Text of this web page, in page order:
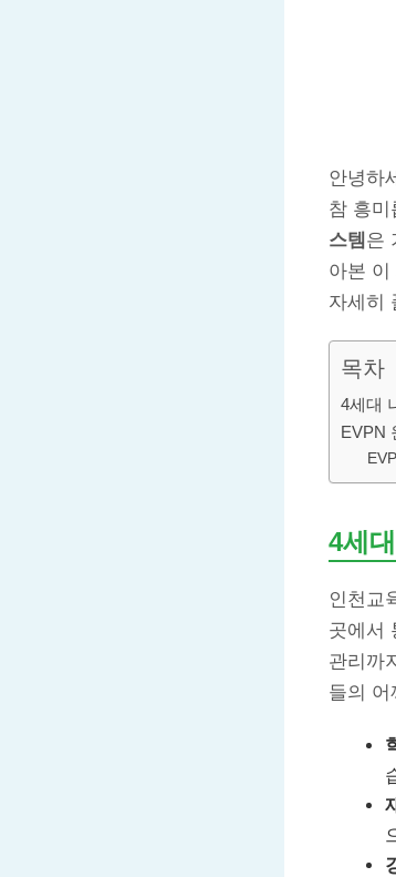
안녕하
참 흥
스템 은
아본 이
자세히
목차
4세대
EVPN
4세
인천교
곳에서
관리까
들의 어